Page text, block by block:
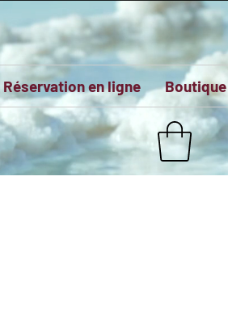
Réservation en ligne Boutique